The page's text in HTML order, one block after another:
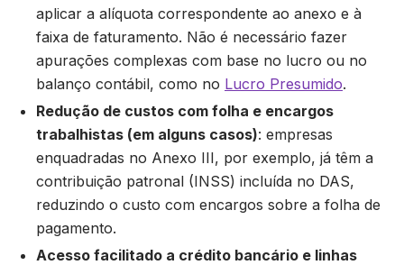
aplicar a alíquota correspondente ao anexo e à
faixa de faturamento. Não é necessário fazer
apurações complexas com base no lucro ou no
balanço contábil, como no Lucro Presumido.
Redução de custos com folha e encargos
trabalhistas (em alguns casos): empresas
enquadradas no Anexo III, por exemplo, já têm a
contribuição patronal (INSS) incluída no DAS,
reduzindo o custo com encargos sobre a folha de
pagamento.
Acesso facilitado a crédito bancário e linhas